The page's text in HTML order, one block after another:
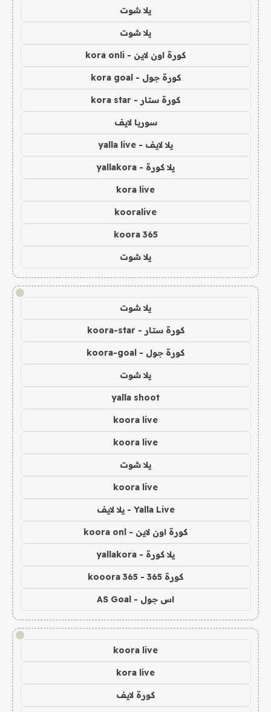
يلا شوت
يلا شوت
كورة اون لاين - kora onli
كورة جول - kora goal
كورة ستار - kora star
سوريا لايف
يلا لايف - yalla live
يلا كورة - yallakora
kora live
kooralive
koora 365
يلا شوت
!
يلا شوت
كورة ستار - koora-star
كورة جول - koora-goal
يلا شوت
yalla shoot
koora live
koora live
يلا شوت
koora live
Yalla Live - يلا لايف
كورة اون لاين - koora onl
يلا كورة - yallakora
كورة 365 - kooora 365
اس جول - AS Goal
!
koora live
kora live
كورة لايف